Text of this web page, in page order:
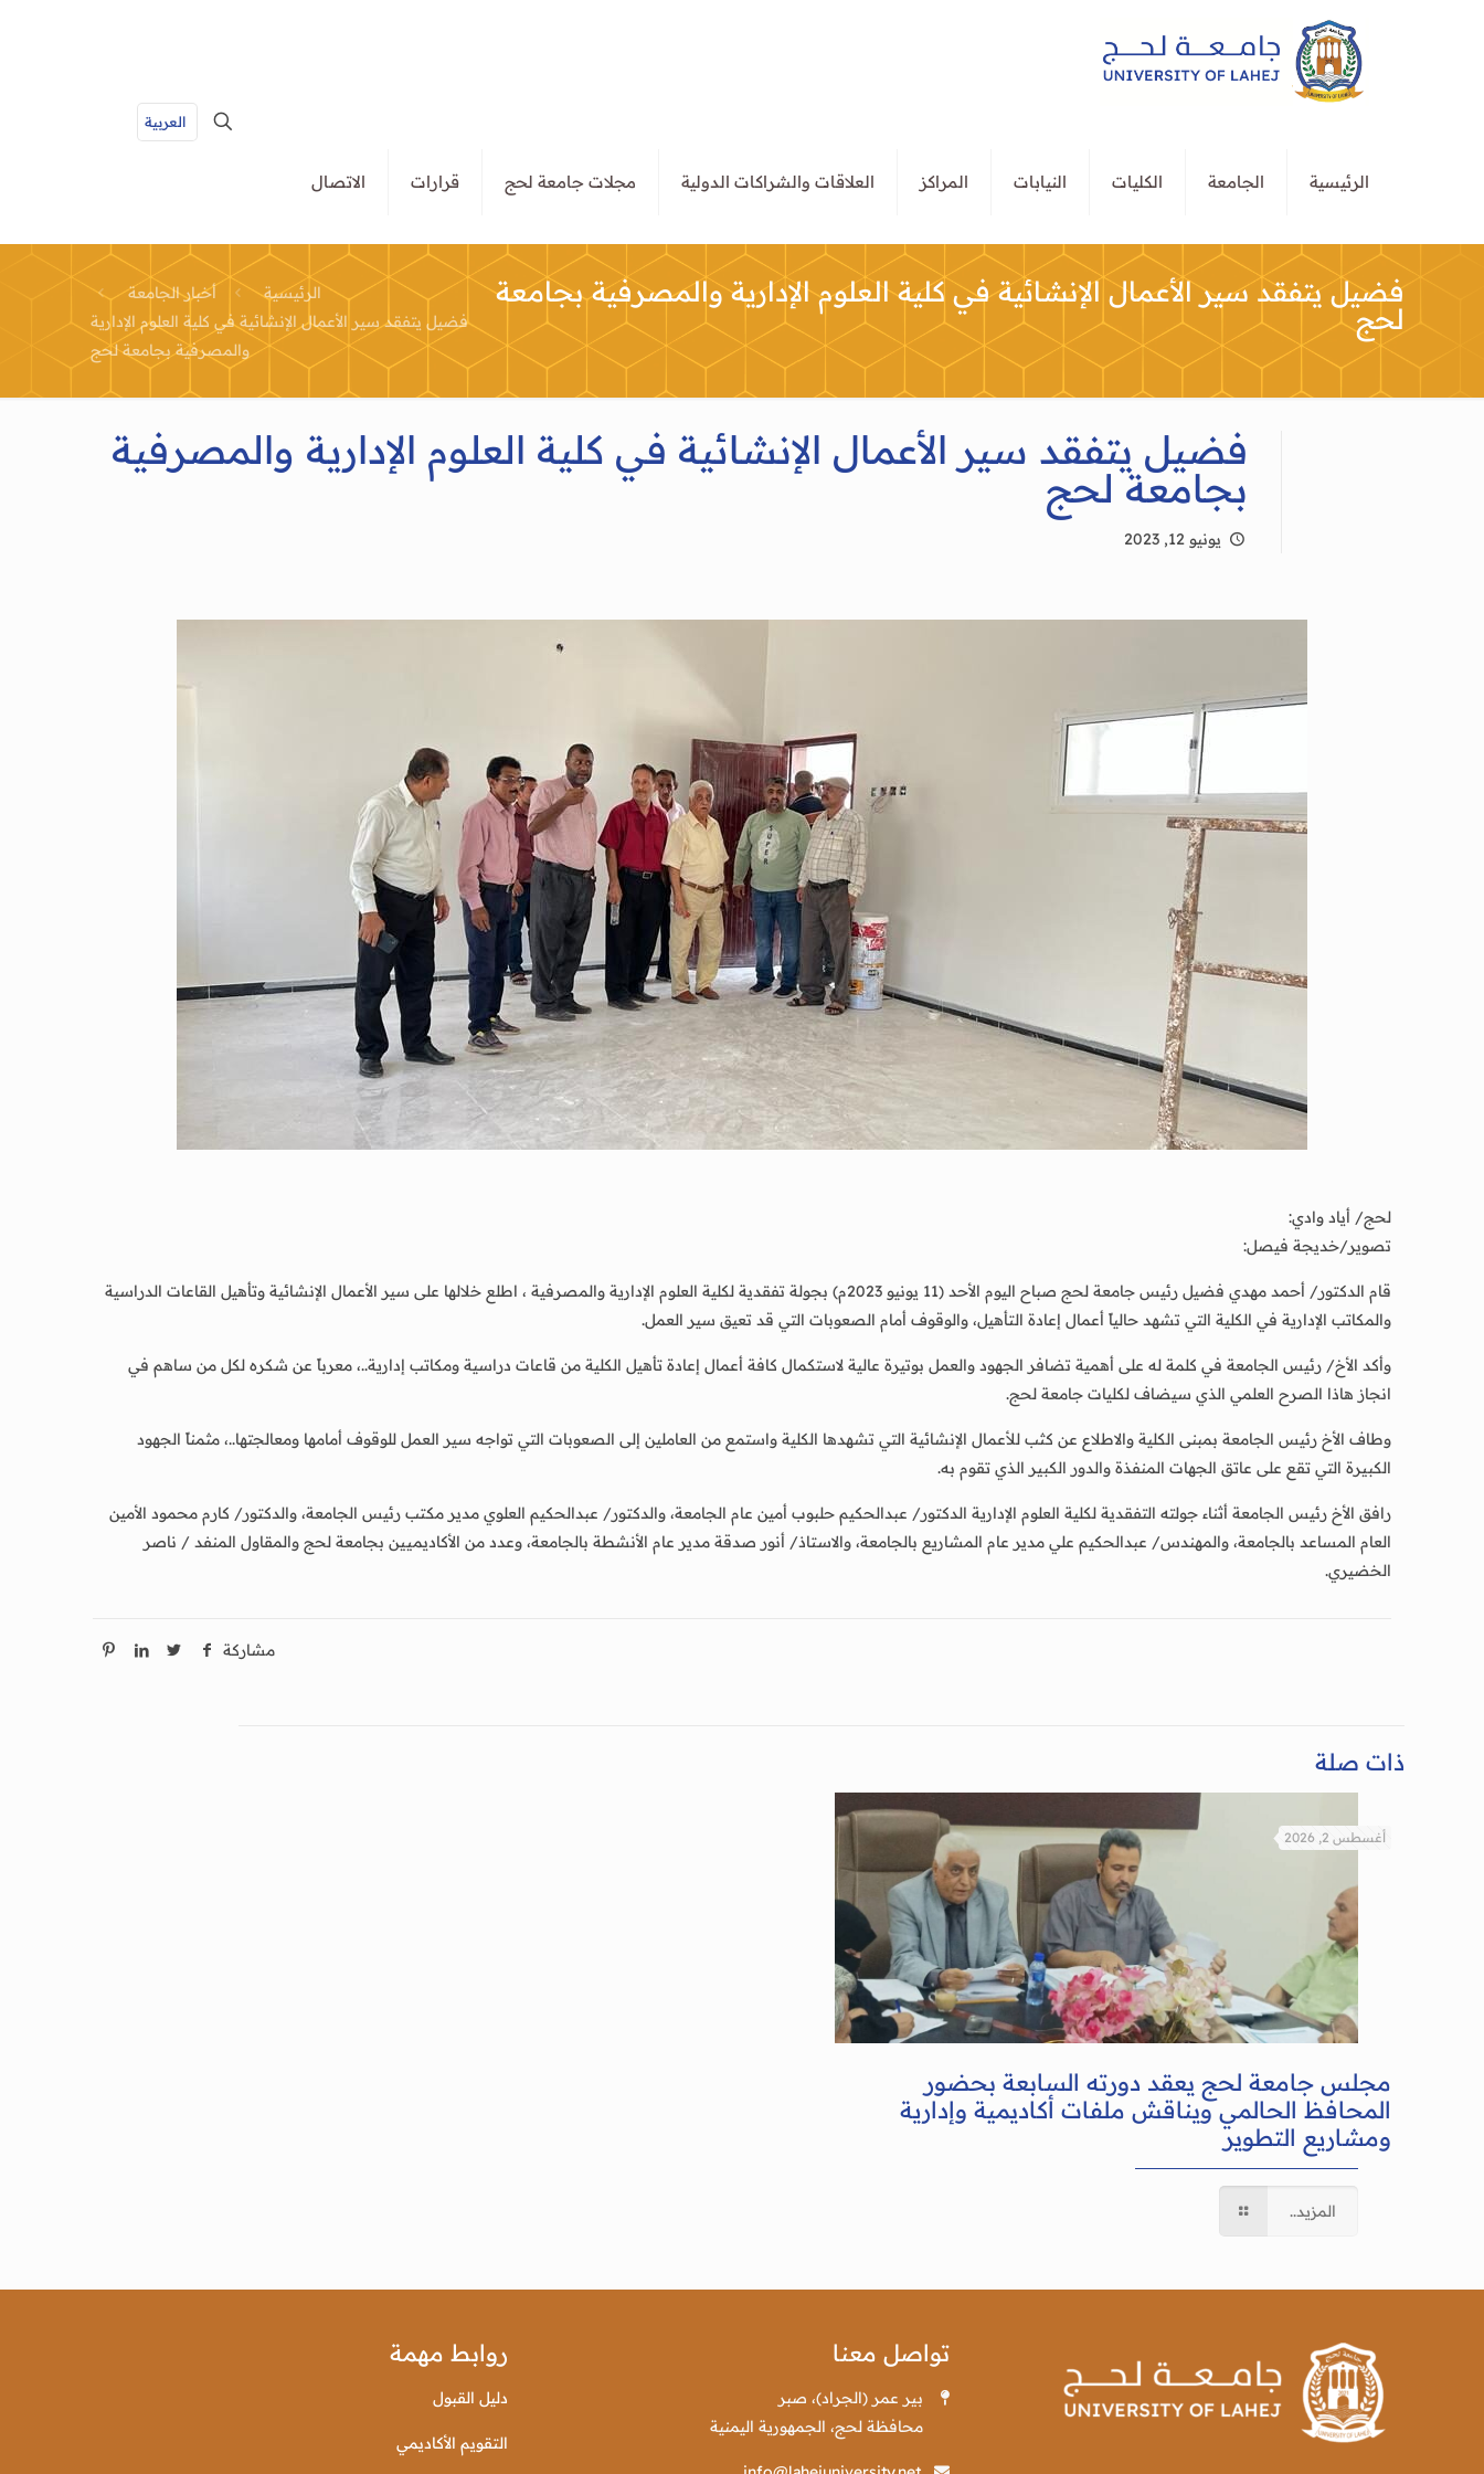
الرئيسية الجامعة الكليات النيابات المراكز العلاقات والشراكات الدولية مجلات جامعة لحج قرارات الاتصال
العربية
فضيل يتفقد سير الأعمال الإنشائية في كلية العلوم الإدارية والمصرفية بجامعة
لحج
الرئيسية
أخبار الجامعة
فضيل يتفقد سير الأعمال الإنشائية في كلية العلوم الإدارية
والمصرفية بجامعة لحج
فضيل يتفقد سير الأعمال الإنشائية في كلية العلوم الإدارية والمصرفية
بجامعة لحج
يونيو 12, 2023
لحج/ أياد وادي:
تصوير/خديجة فيصل:
قام الدكتور/ أحمد مهدي فضيل رئيس جامعة لحج صباح اليوم الأحد (11 يونيو 2023م) بجولة تفقدية لكلية العلوم الإدارية والمصرفية ، اطلع خلالها على سير الأعمال الإنشائية وتأهيل القاعات الدراسية
والمكاتب الإدارية في الكلية التي تشهد حالياً أعمال إعادة التأهيل، والوقوف أمام الصعوبات التي قد تعيق سير العمل.
وأكد الأخ/ رئيس الجامعة في كلمة له على أهمية تضافر الجهود والعمل بوتيرة عالية لاستكمال كافة أعمال إعادة تأهيل الكلية من قاعات دراسية ومكاتب إدارية..، معرباً عن شكره لكل من ساهم في
انجاز هاذا الصرح العلمي الذي سيضاف لكليات جامعة لحج.
وطاف الأخ رئيس الجامعة بمبنى الكلية والاطلاع عن كثب للأعمال الإنشائية التي تشهدها الكلية واستمع من العاملين إلى الصعوبات التي تواجه سير العمل للوقوف أمامها ومعالجتها..، مثمناً الجهود
الكبيرة التي تقع على عاتق الجهات المنفذة والدور الكبير الذي تقوم به.
رافق الأخ رئيس الجامعة أثناء جولته التفقدية لكلية العلوم الإدارية الدكتور/ عبدالحكيم حلبوب أمين عام الجامعة، والدكتور/ عبدالحكيم العلوي مدير مكتب رئيس الجامعة، والدكتور/ كارم محمود الأمين
العام المساعد بالجامعة، والمهندس/ عبدالحكيم علي مدير عام المشاريع بالجامعة، والاستاذ/ أنور صدقة مدير عام الأنشطة بالجامعة، وعدد من الأكاديميين بجامعة لحج والمقاول المنفد / ناصر
الخضيري.
مشاركة
ذات صلة
أغسطس 2, 2026
مجلس جامعة لحج يعقد دورته السابعة بحضور
المحافظ الحالمي ويناقش ملفات أكاديمية وإدارية
ومشاريع التطوير
المزيد..
تواصل معنا
بير عمر (الجراد)، صبر
محافظة لحج، الجمهورية اليمنية
روابط مهمة
دليل القبول
التقويم الأكاديمي